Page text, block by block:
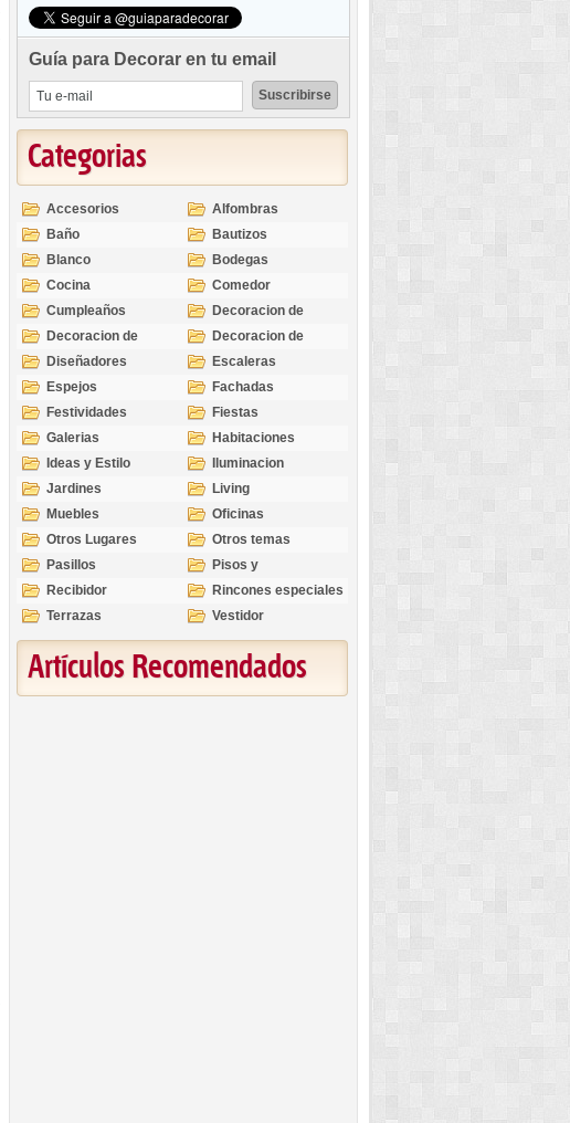
Guía para Decorar en tu email
Categorias
Accesorios
Alfombras
Baño
Bautizos
Blanco
Bodegas
Cocina
Comedor
Cumpleaños
Decoracion de
Exteriores
Decoracion de
Interiores
Decoracion de
Ocasiones
Diseñadores
Escaleras
Espejos
Fachadas
Festividades
Fiestas
Galerias
Habitaciones
Ideas y Estilo
Iluminacion
Jardines
Living
Muebles
Oficinas
Otros Lugares
Otros temas
Pasillos
Pisos y
revestimientos
Recibidor
Rincones especiales
Terrazas
Vestidor
Artículos Recomendados